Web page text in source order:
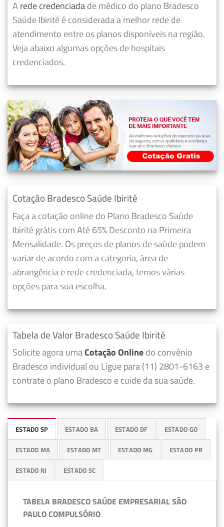
A rede credenciadade médico do plano Bradesco
Saúde Ibirité é considerada a melhor rede de
atendimento entre os planos disponíveis na região.
Veja abaixo algumas opções de hospitais
credenciados.
Cotação Bradesco Saúde Ibirité
Faça a cotação online do Plano Bradesco Saúde
Ibirité grátis com Até 65% Desconto na Primeira
Mensalidade. Os preços de planos de saúde podem
variar de acordo com a categoria, área de
abrangência e rede credenciada, temos várias
opções para sua escolha.
Tabela de Valor Bradesco Saúde Ibirité
Solicite agora umaCotação Onlinedo convênio
Bradesco individual ou Ligue para (11) 2801-6163 e
contrate o plano Bradesco e cuide da sua saúde.
ESTADO SP ESTADO BA ESTADO DF ESTADO GO
ESTADO MA ESTADO MT ESTADO MG ESTADO PR
ESTADO RJ ESTADO SC
TABELA BRADESCO SAÚDE EMPRESARIAL SÃO
PAULO COMPULSÓRIO